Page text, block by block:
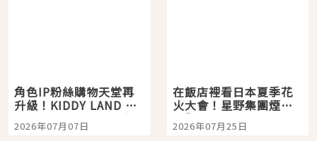
角色IP粉絲購物天堂再
升級！KIDDY LAND 原
宿店吉伊卡哇迎客，新
開幕 OMOKADO 店3分
2026年07月07日
在飯店裡看日本夏季花
火大會！星野集團煙火
景觀飯店6選，讓你不用
人擠人悠閒欣賞
2026年07月25日